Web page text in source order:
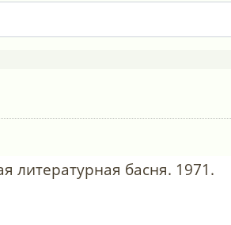
литературная басня. 1971.